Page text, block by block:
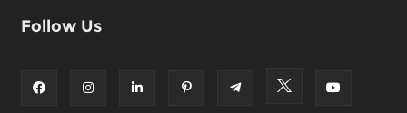
Follow Us